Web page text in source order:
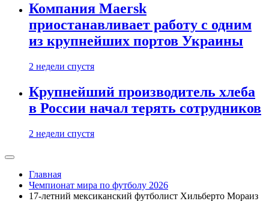
Компания Maersk
приостанавливает работу с одним
из крупнейших портов Украины
2 недели спустя
Крупнейший производитель хлеба
в России начал терять сотрудников
2 недели спустя
Главная
Чемпионат мира по футболу 2026
17-летний мексиканский футболист Хильберто Мораиз